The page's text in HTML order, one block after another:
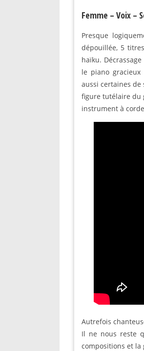
Femme – Voix –
Presque
dépouillée, 5
haïku.
le piano gracieux
aussi certaines
figure tutélaire du
instrument à
Autrefois
Il ne nous reste
compositions et la